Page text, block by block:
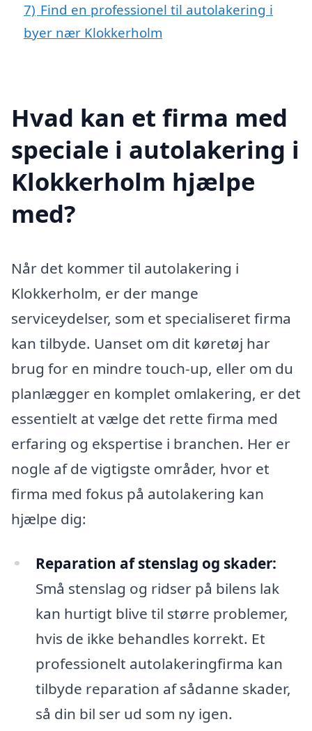
7) Find en professionel til autolakering i
byer nær Klokkerholm
Hvad kan et firma med
speciale i autolakering i
Klokkerholm hjælpe
med?
Når det kommer til autolakering i
Klokkerholm, er der mange
serviceydelser, som et specialiseret firma
kan tilbyde. Uanset om dit køretøj har
brug for en mindre touch-up, eller om du
planlægger en komplet omlakering, er det
essentielt at vælge det rette firma med
erfaring og ekspertise i branchen. Her er
nogle af de vigtigste områder, hvor et
firma med fokus på autolakering kan
hjælpe dig:
Reparation af stenslag og skader:
Små stenslag og ridser på bilens lak
kan hurtigt blive til større problemer,
hvis de ikke behandles korrekt. Et
professionelt autolakeringfirma kan
tilbyde reparation af sådanne skader,
så din bil ser ud som ny igen.